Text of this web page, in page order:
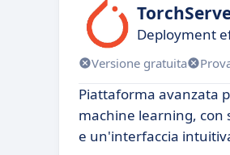
Deployment
Versione gratuita
Piattaforma avanzata
machine learning, con
e un'interfaccia